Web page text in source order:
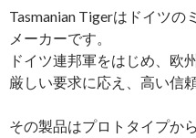
Tasmanian Tigerはドイツの
メーカーです。
ドイツ連邦軍をはじめ、欧
厳しい要求に応え、高い信
その製品はプロトタイプか